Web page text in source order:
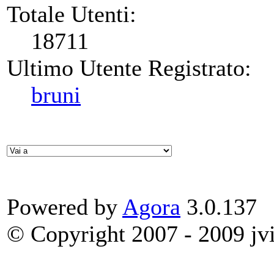
Totale Utenti:
18711
Ultimo Utente Registrato:
bruni
Powered by Agora 3.0.137
© Copyright 2007 - 2009